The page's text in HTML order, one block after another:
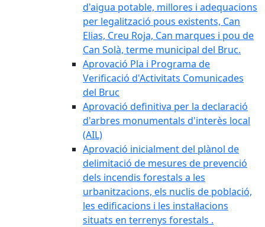
d'aigua potable, millores i adequacions
per legalització pous existents, Can
Elias, Creu Roja, Can marques i pou de
Can Solà, terme municipal del Bruc.
Aprovació Pla i Programa de
Verificació d'Activitats Comunicades
del Bruc
Aprovació definitiva per la declaració
d'arbres monumentals d'interès local
(AIL)
Aprovació inicialment del plànol de
delimitació de mesures de prevenció
dels incendis forestals a les
urbanitzacions, els nuclis de població,
les edificacions i les instal·lacions
situats en terrenys forestals .